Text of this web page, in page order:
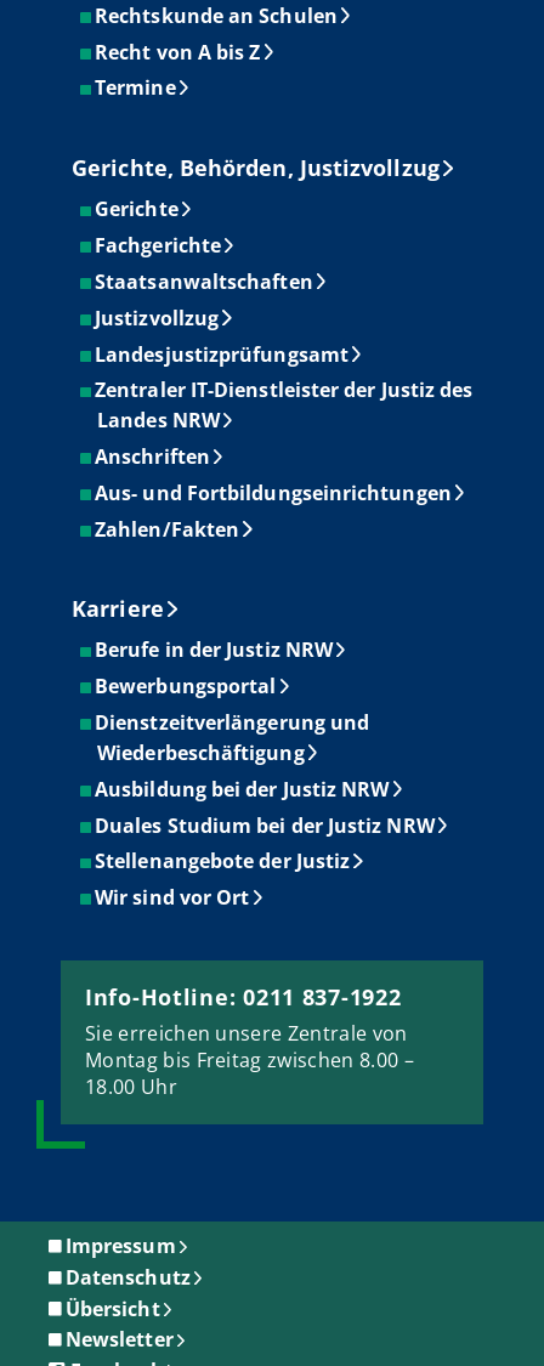
Rechtskunde an Schulen
Recht von A bis Z
Termine
Gerichte, Behörden, Justizvollzug
Gerichte
Fachgerichte
Staatsanwaltschaften
Justizvollzug
Landesjustizprüfungsamt
Zentraler IT-Dienstleister der Justiz des
Landes NRW
Anschriften
Aus- und Fortbildungseinrichtungen
Zahlen/Fakten
Karriere
Berufe in der Justiz NRW
Bewerbungsportal
Dienstzeitverlängerung und
Wiederbeschäftigung
Ausbildung bei der Justiz NRW
Duales Studium bei der Justiz NRW
Stellenangebote der Justiz
Wir sind vor Ort
Info-Hotline: 0211 837-1922
Sie erreichen unsere Zentrale von
Montag bis Freitag zwischen 8.00 –
18.00 Uhr
Impressum
Datenschutz
Übersicht
Newsletter